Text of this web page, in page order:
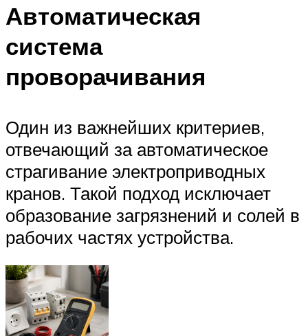
Автоматическая
система
проворачивания
Один из важнейших критериев,
отвечающий за автоматическое
страгивание электроприводных
кранов. Такой подход исключает
образование загрязнений и солей в
рабочих частях устройства.